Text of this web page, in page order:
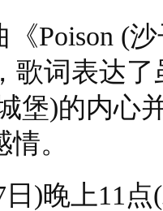
Poison (
歌词表达
堡)的内心
。
)晚上11